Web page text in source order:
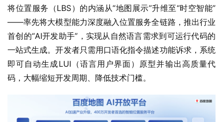
将位置服务（LBS）的内涵从“地图展示”升维至“时空智能”
——率先将大模型能力深度融入位置服务全链路，推出行业
首创的“AI开发助手”，实现从自然语言需求到可运行代码的
一站式生成。开发者只需用口语化指令描述功能诉求，系统
即可自动生成LUI（语言用户界面）原型并输出高质量代
码，大幅缩短开发周期、降低技术门槛。